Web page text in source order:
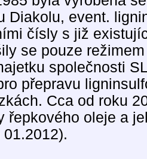
Diakolu, event.
čísly s již
se pouze
společnosti
přepravu
Cca od roku
řepkového oleje a